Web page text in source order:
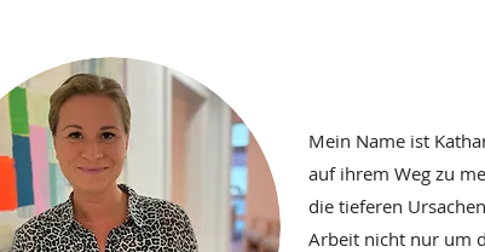
Mein Name ist
auf ihrem Weg zu
die tieferen
Arbeit nicht nur um